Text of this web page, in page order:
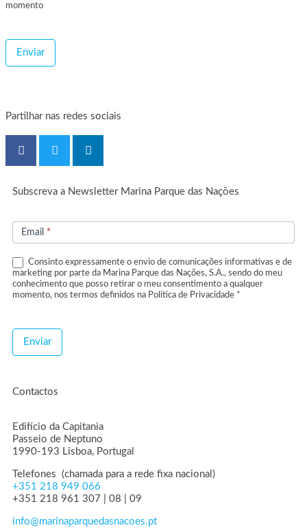
momento
Enviar
Partilhar nas redes sociais
Subscreva a Newsletter Marina Parque das Nações
de
Newsletter
Email *
Consinto expressamente o envio de comunicações informativas e de
marketing por parte da Marina Parque das Nações, S.A., sendo do meu
conhecimento que posso retirar o meu consentimento a qualquer
momento, nos termos definidos na Política de Privacidade *
Enviar
Contactos
Edifício da Capitania
Passeio de Neptuno
1990-193 Lisboa, Portugal
Telefones (chamada para a rede fixa nacional)
+351 218 949 066
+351 218 961 307 | 08 | 09
info@marinaparquedasnacoes.pt